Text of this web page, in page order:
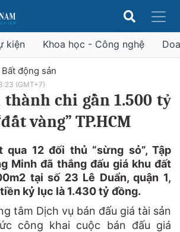
kiện Khoa học - Công nghệ
Bất động sản
(GMT+7)
chi gần 1.500 tỷ
vàng” TP.HCM
qua 12 đối thủ “sừng sỏ”, Tập
Minh đã thắng đấu giá khu đất
tại số 23 Lê Duẩn, quận 1,
kỷ lục là 1.430 tỷ đồng.
tâm Dịch vụ bán đấu giá tài sản
công khai cuộc bán đấu giá